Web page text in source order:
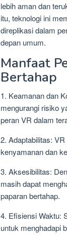
lebih aman dan
itu, teknologi ini
direplikasi dalam
depan umum.
Manfaat
Bertahap
1. Keamanan dan
mengurangi risiko
peran VR dalam
2. Adaptabilitas:
kenyamanan dan
3. Aksesibilitas:
masih dapat
paparan bertahap.
4. Efisiensi Waktu:
untuk menghadapi